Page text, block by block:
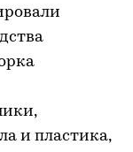
и пластика,